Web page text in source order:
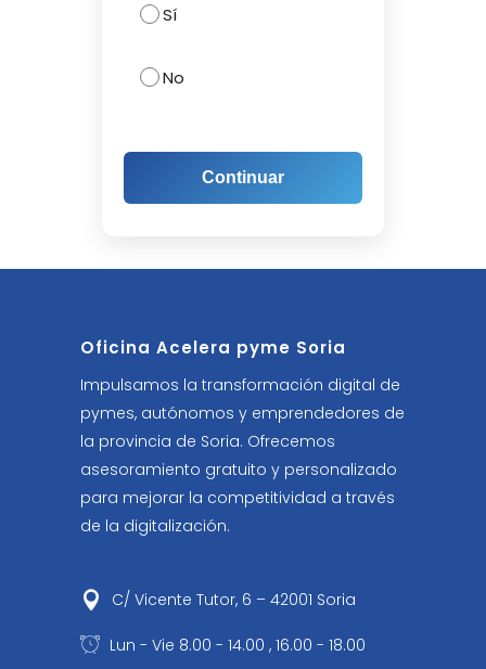
Sí
No
Continuar
Oficina Acelera pyme Soria
Impulsamos la transformación digital de
pymes, autónomos y emprendedores de
la provincia de Soria. Ofrecemos
asesoramiento gratuito y personalizado
para mejorar la competitividad a través
de la digitalización.
C/ Vicente Tutor, 6 – 42001 Soria
Lun - Vie 8.00 - 14.00 , 16.00 - 18.00